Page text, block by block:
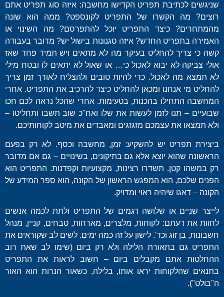
שניגשים לכתיבת תפריט הקדישו מחשבה: איזה סוג תפריט אתם
רוצים? מה הקשרו של התפריט לקונספט? ממה הוא שונה
מהמתחרים? כיצד התפריט יוכל להתפרסם? מה השינוי או
האמירה בתפריט החדש? איזה סגנונות בישול יש? מדובר בעבודה
קשה כי צריך להחליט בעיקר מה לא מתאים ויש תמיד פחד שאז
אולי צביקה לא יבוא לאכול כי… או שאול לא יתאים לו ובטח מילי
לא תמצא מה לאכול. כדי להיות טובים ולהצליח לאורך זמן צריך
להחליט מי אנחנו ומכאן להחליט כיצד להרכיב את התפריט. אחרי
המחשבה התחילו בהכנות, בטעימות. אחרי שהכל נראה לכם חכו
שבועיים – תנו לזמן לעשות את שלו ואח"כ שוב תשבו ותחליטו –
ולא תמצאו את עצמכם מזגזגים ומאבדים את מיטב לקוחותיכם.
ביצירת תפריט יש להשקיע: זמן, מחשבה וכסף. לא רק בפעם
הראשונה שהוא יוצא אלא גם בתיקונים, בשינויים – גם אם מדובר
רק במשהו קטן. תשדרו רצינות, מקצועיות וקפדנות. התפריט הוא
הפנים שלכם, הוא המפגש הראשון של הקונה, הוא ספר המידע של
הקונה – דאגו שיהיה ראוי ומדויק.
לייצר שניים או שלושה דגמים של התפריט ולתת לכמה אנשים
לחוות את דעתם: לקוחות, מלצרים, מארחות, טבחים, קניין, מנהל
חשבונות, בן זוג וכד'. לישון על זה כמה ימים. לשים לב שקוראים את
התפריט גם בתאורת הלילה ולא רק ביום (שימו לב שאת רוב
ההחלטות אתם מקבלים ביום – חשוב לראות את התפריט
בתנאים שהלקוחות יראו אותו, בלילה, כשאור הנרות הוא האור
ה"בולט").